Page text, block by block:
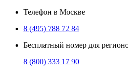
Телефон в Москве
8 (495) 788 72 84
Бесплатный номер для
8 (800) 333 17 90